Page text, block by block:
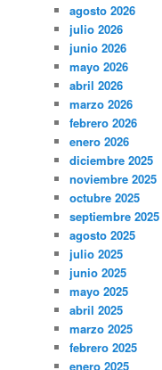
agosto 2026
julio 2026
junio 2026
mayo 2026
abril 2026
marzo 2026
febrero 2026
enero 2026
diciembre 2025
noviembre 2025
octubre 2025
septiembre 2025
agosto 2025
julio 2025
junio 2025
mayo 2025
abril 2025
marzo 2025
febrero 2025
enero 2025